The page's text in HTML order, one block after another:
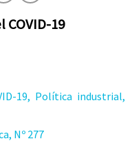
19
19, Política industrial,
Nº 277